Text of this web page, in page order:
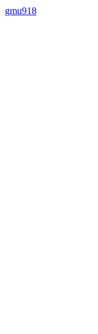
gmu918